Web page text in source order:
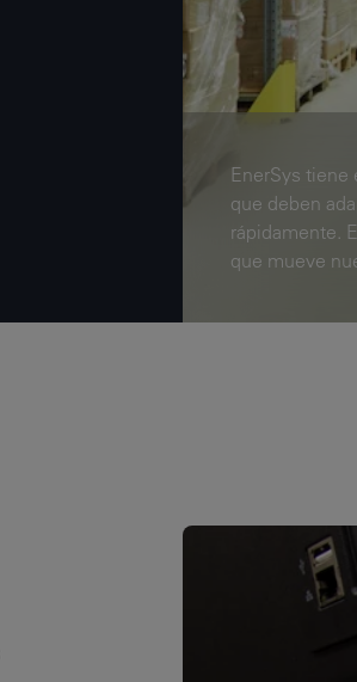
EnerSys tiene
que deben
rápidamente.
que mueve